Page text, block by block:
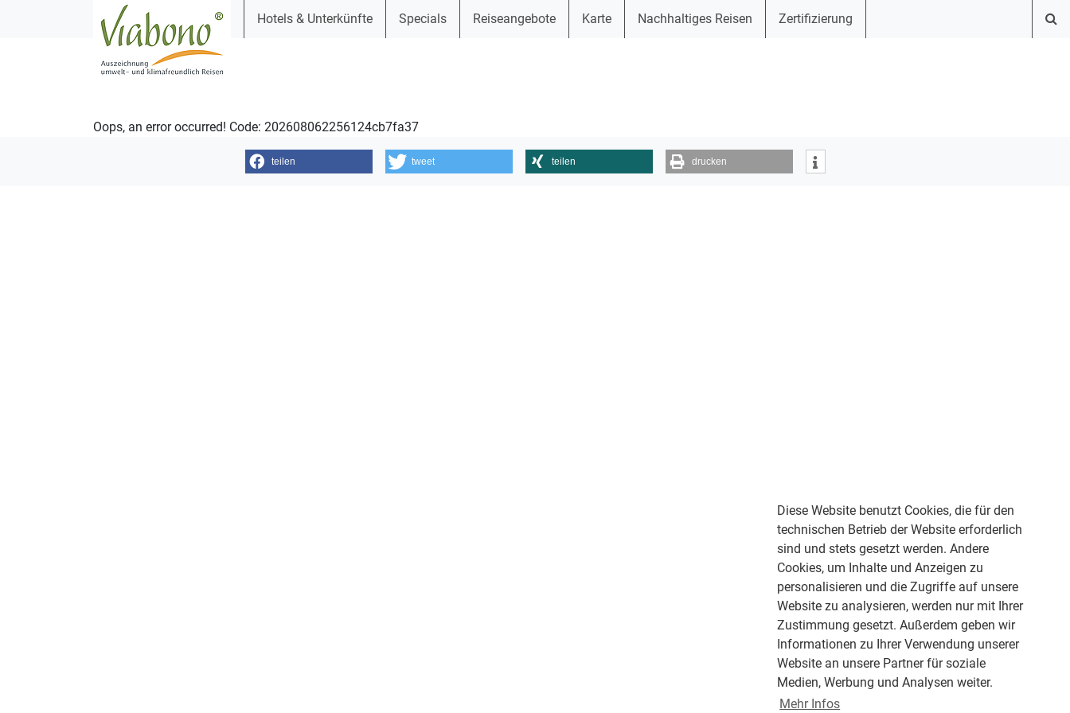
Diese Website benutzt Cookies, die für den
technischen Betrieb der Website erforderlich
sind und stets gesetzt werden. Andere
Cookies, um Inhalte und Anzeigen zu
personalisieren und die Zugriffe auf unsere
Website zu analysieren, werden nur mit Ihrer
Zustimmung gesetzt. Außerdem geben wir
Informationen zu Ihrer Verwendung unserer
Website an unsere Partner für soziale
Medien, Werbung und Analysen weiter.
Mehr Infos
Hotels & Unterkünfte Specials Reiseangebote Karte Nachhaltiges Reisen Zertifizierung
Oops, an error occurred! Code: 202608062256124cb7fa37
teilen tweet teilen drucken